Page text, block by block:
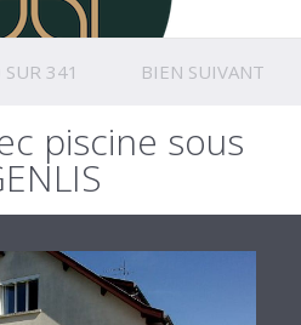
SUR 341 BIEN SUIVANT
piscine sous